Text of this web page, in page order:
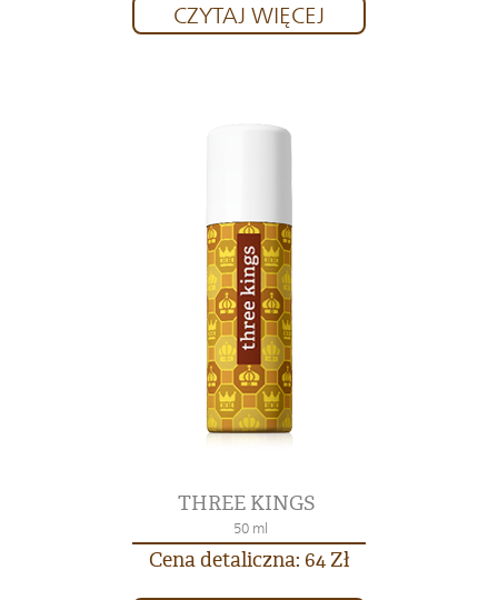
CZYTAJ WIĘCEJ
THREE KINGS
50 ml
Cena detaliczna: 64 Zł